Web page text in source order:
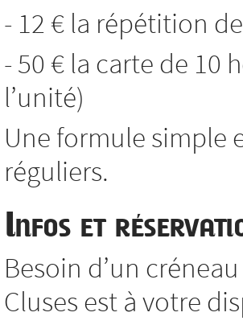
- 12 € la répétition
- 50 € la carte de 10
l’unité)
Une formule simple
réguliers.
Infos et
Besoin d’un
Cluses est à votre